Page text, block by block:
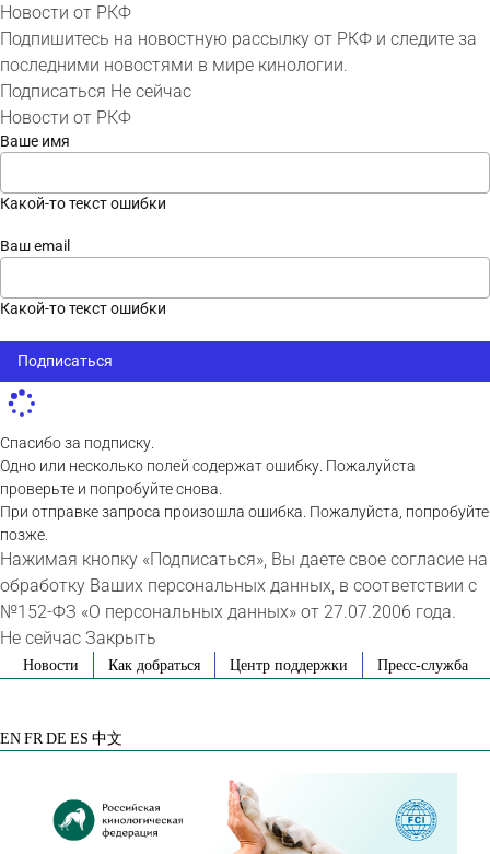
Новости от РКФ
Подпишитесь на новостную рассылку от РКФ и следите за
последними новостями в мире кинологии.
Подписаться Не сейчас
Новости от РКФ
Ваше имя
Какой-то текст ошибки
Ваш email
Какой-то текст ошибки
Подписаться
Спасибо за подписку.
Одно или несколько полей содержат ошибку. Пожалуйста
проверьте и попробуйте снова.
При отправке запроса произошла ошибка. Пожалуйста, попробуйте
позже.
Нажимая кнопку «Подписаться», Вы даете свое согласие на
обработку Ваших персональных данных, в соответствии с
№152-ФЗ «О персональных данных» от 27.07.2006 года.
Не сейчас Закрыть
SkipНовости Как добраться Центр поддержки Пресс-служба
EN FR DE ES 中文